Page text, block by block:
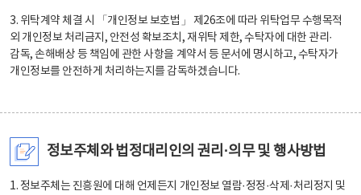
3. 위탁계약 체결 시 「개인정보 보호법」 제26조에 따라 위탁업무 수행목적
외 개인정보 처리금지, 안전성 확보조치, 재위탁 제한, 수탁자에 대한 관리·
감독, 손해배상 등 책임에 관한 사항을 계약서 등 문서에 명시하고, 수탁자가
개인정보를 안전하게 처리하는지를 감독하겠습니다.
정보주체와 법정대리인의 권리·의무 및 행사방법
1. 정보주체는 진흥원에 대해 언제든지 개인정보 열람·정정·삭제·처리정지 및